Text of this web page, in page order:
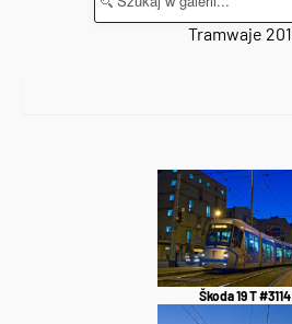
Tramwaje
Škoda 19 T #3114